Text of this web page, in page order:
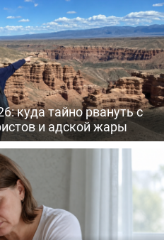
куда тайно рвануть с
и адской жары